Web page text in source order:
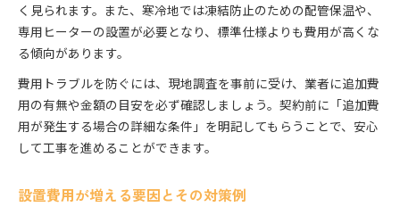
く見られます。また、寒冷地では凍結防止のための配管保温や、
専用ヒーターの設置が必要となり、標準仕様よりも費用が高くな
る傾向があります。
費用トラブルを防ぐには、現地調査を事前に受け、業者に追加費
用の有無や金額の目安を必ず確認しましょう。契約前に「追加費
用が発生する場合の詳細な条件」を明記してもらうことで、安心
して工事を進めることができます。
設置費用が増える要因とその対策例